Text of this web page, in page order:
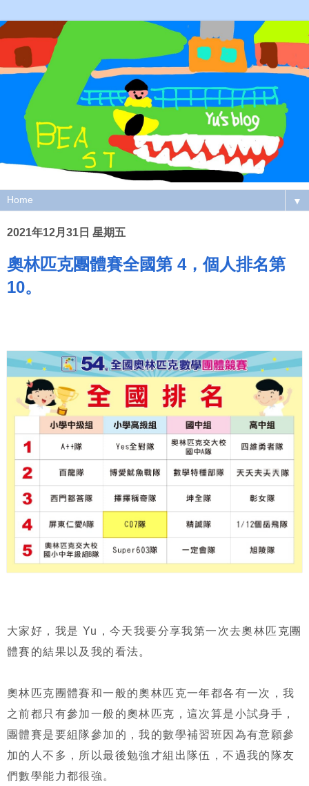
▼
2021年12月31日 星期五
奧林匹克團體賽全國第 4，個人排名第
10。
大家好，我是 Yu，今天我要分享我第一次去奧林匹克團
體賽的結果以及我的看法。
奧林匹克團體賽和一般的奧林匹克一年都各有一次，我
之前都只有參加一般的奧林匹克，這次算是小試身手，
團體賽是要組隊參加的，我的數學補習班因為有意願參
加的人不多，所以最後勉強才組出隊伍，不過我的隊友
們數學能力都很強。